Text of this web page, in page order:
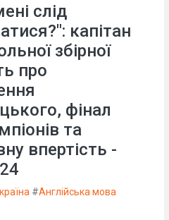
слід
капітан
збірної
про
фінал
та
впертість -
#Англійська мова